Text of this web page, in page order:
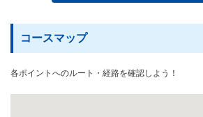
コースマップ
各ポイントへのルート・経路を確認しよう！